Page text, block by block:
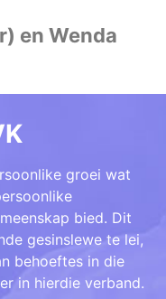
en Wenda
groei wat
bied. Dit
gesinslewe te lei,
behoeftes in die
in hierdie verband.